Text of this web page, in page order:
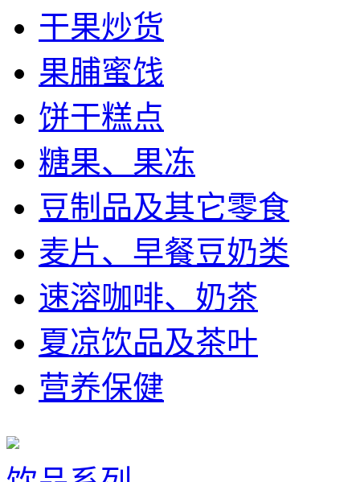
干果炒货
果脯蜜饯
饼干糕点
糖果、果冻
豆制品及其它零食
麦片、早餐豆奶类
速溶咖啡、奶茶
夏凉饮品及茶叶
营养保健